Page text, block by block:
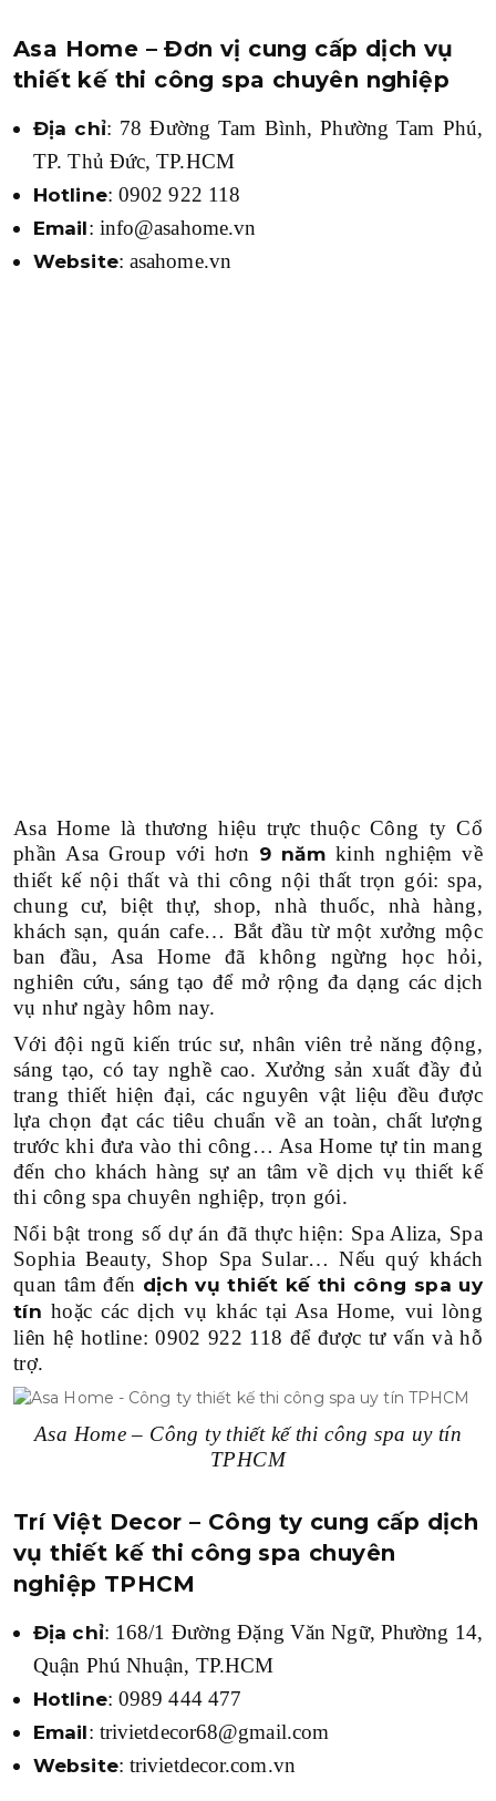
Asa Home – Đơn vị cung cấp dịch vụ
thiết kế thi công spa chuyên nghiệp
Địa chỉ: 78 Đường Tam Bình, Phường Tam Phú,
TP. Thủ Đức, TP.HCM
Hotline: 0902 922 118
Email: info@asahome.vn
Website: asahome.vn
Asa Home là thương hiệu trực thuộc Công ty Cổ
phần Asa Group với hơn 9 năm kinh nghiệm về
thiết kế nội thất và thi công nội thất trọn gói: spa,
chung cư, biệt thự, shop, nhà thuốc, nhà hàng,
khách sạn, quán cafe… Bắt đầu từ một xưởng mộc
ban đầu, Asa Home đã không ngừng học hỏi,
nghiên cứu, sáng tạo để mở rộng đa dạng các dịch
vụ như ngày hôm nay.
Với đội ngũ kiến trúc sư, nhân viên trẻ năng động,
sáng tạo, có tay nghề cao. Xưởng sản xuất đầy đủ
trang thiết hiện đại, các nguyên vật liệu đều được
lựa chọn đạt các tiêu chuẩn về an toàn, chất lượng
trước khi đưa vào thi công… Asa Home tự tin mang
đến cho khách hàng sự an tâm về dịch vụ thiết kế
thi công spa chuyên nghiệp, trọn gói.
Nổi bật trong số dự án đã thực hiện: Spa Aliza, Spa
Sophia Beauty, Shop Spa Sular… Nếu quý khách
quan tâm đến dịch vụ thiết kế thi công spa uy
tín hoặc các dịch vụ khác tại Asa Home, vui lòng
liên hệ hotline: 0902 922 118 để được tư vấn và hỗ
trợ.
Asa Home – Công ty thiết kế thi công spa uy tín
TPHCM
Trí Việt Decor – Công ty cung cấp dịch
vụ thiết kế thi công spa chuyên
nghiệp TPHCM
Địa chỉ: 168/1 Đường Đặng Văn Ngữ, Phường 14,
Quận Phú Nhuận, TP.HCM
Hotline: 0989 444 477
Email: trivietdecor68@gmail.com
Website: trivietdecor.com.vn